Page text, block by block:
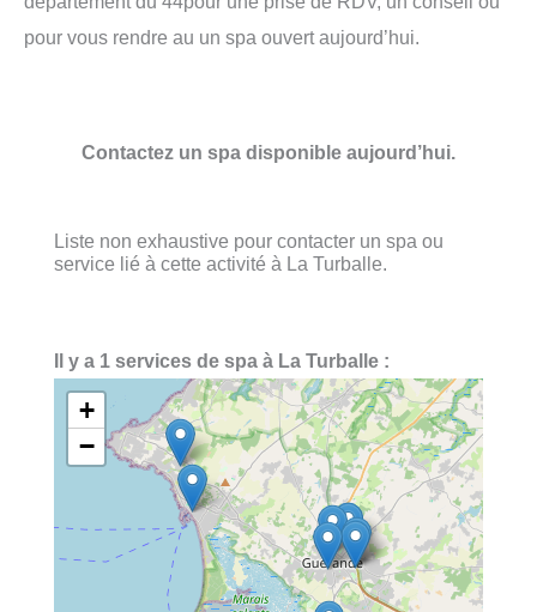
pour vous rendre au un spa ouvert aujourd’hui.
Contactez un spa disponible aujourd’hui.
Liste non exhaustive pour contacter un spa ou
service lié à cette activité à La Turballe.
Il y a 1 services de spa à La Turballe :
+
−